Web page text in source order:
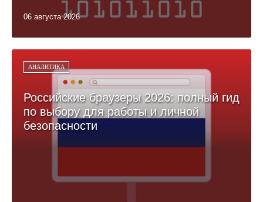
06 августа 2026
АНАЛИТИКА
Российские браузеры 2026: полный гид
по выбору для работы и личной
безопасности